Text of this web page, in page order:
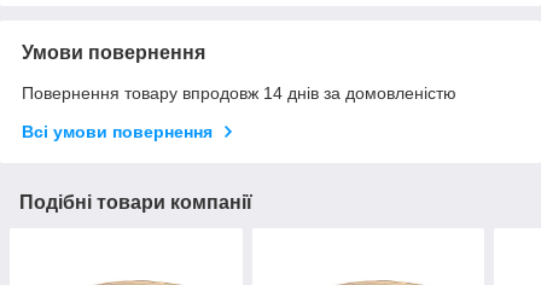
Умови повернення
Повернення товару впродовж 14 днів за домовленістю
Всі умови повернення
Подібні товари компанії